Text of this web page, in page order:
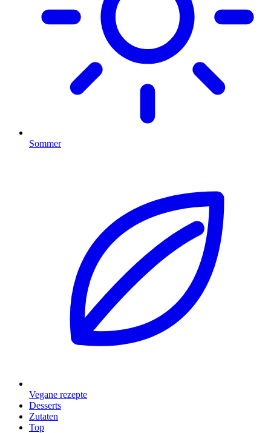
Sommer
Vegane rezepte
Desserts
Zutaten
Top